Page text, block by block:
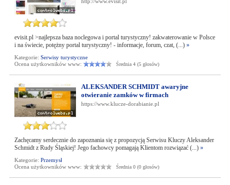
evisit.pl >najlepsza baza noclegowa i portal turystyczny! zakwaterowanie w Polsce
i na świecie, potężny portal turystyczny! - informacje, forum, czat, (...) »
Kategorie: Serwisy turystyczne
Ocena użytkowników www:
Średnia 4 (5 głosów)
ALEKSANDER SCHMIDT awaryjne
otwieranie zamków w firmach
https://www.klucze-dorabianie.pl
Zachęcamy serdecznie do zapoznania się z propozycją Serwisu Kluczy Aleksander
Schmidt z Rudy Śląskiej! Jego fachowcy pomagają Klientom rozwiązać (...) »
Kategorie: Przemysł
Ocena użytkowników www:
Średnia 0 (0 głosów)